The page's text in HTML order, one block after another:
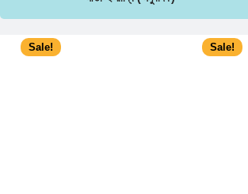
Sale! Sale!